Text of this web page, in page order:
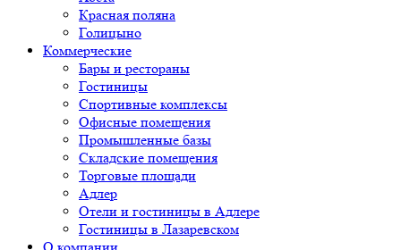
Красная поляна
Голицыно
Коммерческие
Бары и рестораны
Гостиницы
Спортивные комплексы
Офисные помещения
Промышленные базы
Складские помещения
Торговые площади
Адлер
Отели и гостиницы в Адлере
Гостиницы в Лазаревском